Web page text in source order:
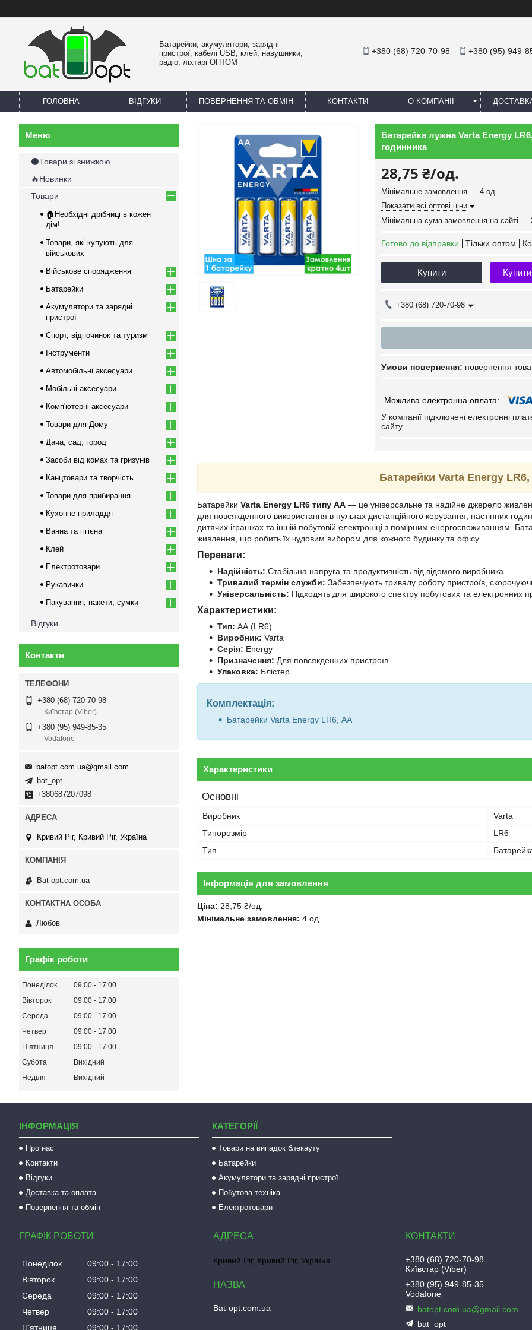
Батарейки, акумулятори, зарядні
пристрої, кабелі USB, клей, навушники,
радіо, ліхтарі ОПТОМ
+380 (68) 720-70-98 +380 (95) 949-
ГОЛОВНА ВІДГУКИ ПОВЕРНЕННЯ ТА ОБМІН КОНТАКТИ О КОМПАНІЇ
Батарейка лужна Varta Energy
годинника
28,75 ₴/од.
Мінімальне замовлення — 4 од.
Показати всі оптові ціни
Мінімальна сума замовлення на сайті —
Готово до відправки Тільки оптом
Купити
+380 (68) 720-70-98
повернення
У компанії підключені електронні
сайту.
Батарейки Varta Energy
Батарейки Varta Energy LR6 типу АА — це універсальне та надійне джерело
для повсякденного використання в пультах дистанційного керування, настінних
дитячих іграшках та іншій побутовій електроніці з помірним енергоспоживанням.
живлення, що робить їх чудовим вибором для кожного будинку та офісу.
Переваги:
Надійність: Стабільна напруга та продуктивність від відомого виробника.
Тривалий термін служби: Забезпечують тривалу роботу пристроїв,
Універсальність: Підходять для широкого спектру побутових та електронних
Характеристики:
Тип: АА (LR6)
Виробник: Varta
Серія: Energy
Призначення: Для повсякденних пристроїв
Упаковка: Блістер
Комплектація:
Батарейки Varta Energy LR6, АА
Характеристики
Основні
Виробник
Varta
Типорозмір
LR6
Тип
Інформація для замовлення
Ціна: 28,75 ₴/од.
Мінімальне замовлення: 4 од.
⚫Товари зі знижкою
🔥Новинки
Товари
🏠Необхідні дрібниці в кожен
дім!
Товари, які купують для
військових
Військове спорядження
Батарейки
Акумулятори та зарядні
пристрої
Спорт, відпочинок та туризм
Інструменти
Автомобільні аксесуари
Мобільні аксесуари
Комп'ютерні аксесуари
Товари для Дому
Дача, сад, город
Засоби від комах та гризунів
Канцтовари та творчість
Товари для прибирання
Кухонне приладдя
Ванна та гігієна
Клей
Електротовари
Рукавички
Пакування, пакети, сумки
Відгуки
Контакти
+380 (68) 720-70-98
Київстар (Viber)
+380 (95) 949-85-35
Vodafone
batopt.com.ua@gmail.com
bat_opt
+380687207098
Кривий Ріг, Кривий Ріг, Україна
Bat-opt.com.ua
Любов
Графік роботи
Понеділок 09:00
17:00
Вівторок
09:00
17:00
Середа
09:00
17:00
Четвер
09:00
17:00
Пʼятниця
09:00
17:00
Субота
Вихідний
Неділя
Вихідний
ІНФОРМАЦІЯ
Про нас
Контакти
Відгуки
Доставка та оплата
Повернення та обмін
КАТЕГОРІЇ
Товари на випадок блекауту
Батарейки
Акумулятори та зарядні пристрої
Побутова техніка
Електротовари
ГРАФІК РОБОТИ
Понеділок 09:00
17:00
Вівторок
09:00
17:00
Середа
09:00
17:00
Четвер
09:00
17:00
Пʼятниця
09:00 17:00
Кривий Ріг, Кривий Ріг, Україна
Bat-opt.com.ua
+380 (68) 720-70-98
Київстар (Viber)
+380 (95) 949-85-35
Vodafone
batopt.com.ua@gmail.com
bat_opt